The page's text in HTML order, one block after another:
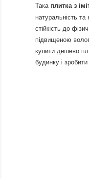
Така плитка з
натуральність
стійкість до
підвищеною
купити дешево
будинку і